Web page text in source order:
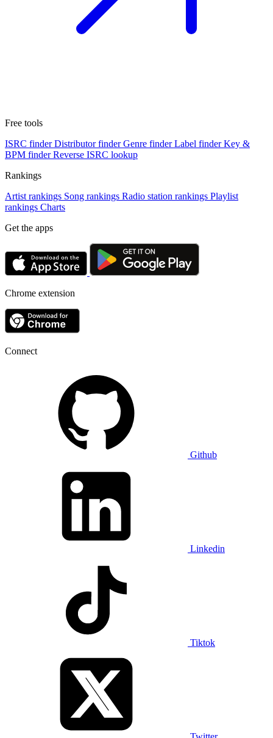
Free tools
ISRC finder Distributor finder Genre finder Label finder Key &
BPM finder Reverse ISRC lookup
Rankings
Artist rankings Song rankings Radio station rankings Playlist
rankings Charts
Get the apps
Chrome extension
Connect
Github
Linkedin
Tiktok